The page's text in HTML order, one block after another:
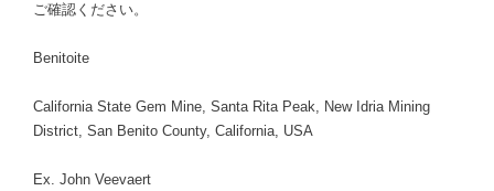
ご確認ください。
Benitoite
California State Gem Mine, Santa Rita Peak, New Idria Mining
District, San Benito County, California, USA
Ex. John Veevaert